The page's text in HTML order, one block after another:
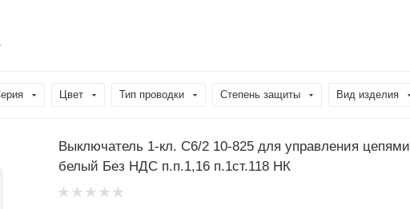
Цвет Тип проводки Степень защиты Вид изделия
Выключатель 1-кл. С6/2 10-825 для управления цепями
белый Без НДС п.п.1,16 п.1ст.118 НК